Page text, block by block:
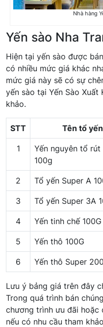
Nhà hàng
Yến sào Nha
Hiện tại yến sào được
có nhiều mức giá khác
mức giá này sẽ có sự
yến sào tại Yến Sào
khảo.
STT Tên tổ yến
1
Yến nguyên tổ rút
100g
2 Tổ yến Super A
3 Tổ yến Super 3A
4 Yến tinh chế 100G
5 Yến thô 100G
6 Yến thô Super
Lưu ý bảng giá trên đây
Trong quá trình bán
chương trình ưu đãi hoặc
nếu có nhu cầu tham